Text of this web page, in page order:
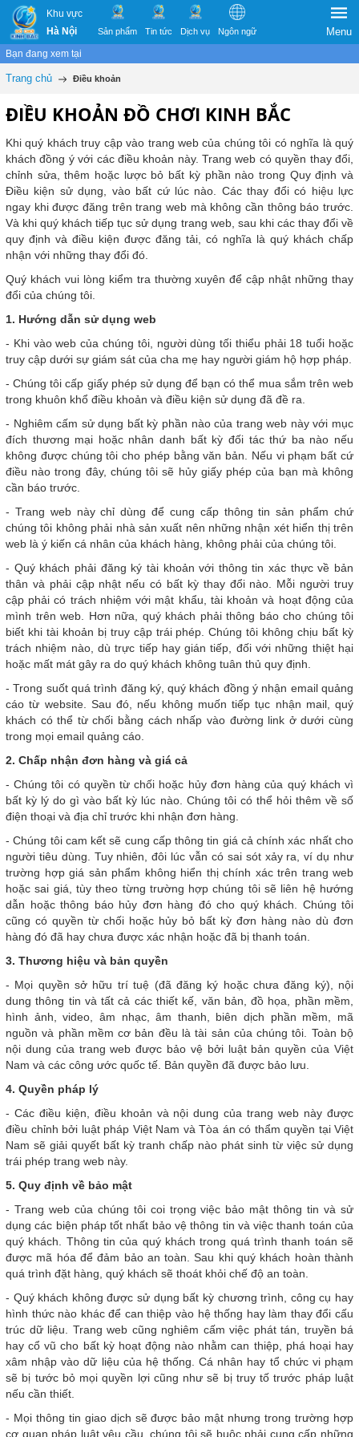
Khu vực
Hà Nội
Sản phẩm Tin tức Dịch vụ Ngôn ngữ Menu
Bạn đang xem tại
Trang chủ Điều khoản
ĐIỀU KHOẢN ĐỒ CHƠI KINH BẮC
Khi quý khách truy cập vào trang web của chúng tôi có nghĩa là quý
khách đồng ý với các điều khoản này. Trang web có quyền thay đổi,
chỉnh sửa, thêm hoặc lược bỏ bất kỳ phần nào trong Quy định và
Điều kiện sử dụng, vào bất cứ lúc nào. Các thay đổi có hiệu lực
ngay khi được đăng trên trang web mà không cần thông báo trước.
Và khi quý khách tiếp tục sử dụng trang web, sau khi các thay đổi về
quy định và điều kiện được đăng tải, có nghĩa là quý khách chấp
nhận với những thay đổi đó.
Quý khách vui lòng kiểm tra thường xuyên để cập nhật những thay
đổi của chúng tôi.
1. Hướng dẫn sử dụng web
- Khi vào web của chúng tôi, người dùng tối thiểu phải 18 tuổi hoặc
truy cập dưới sự giám sát của cha mẹ hay người giám hộ hợp pháp.
- Chúng tôi cấp giấy phép sử dụng để bạn có thể mua sắm trên web
trong khuôn khổ điều khoản và điều kiện sử dụng đã đề ra.
- Nghiêm cấm sử dụng bất kỳ phần nào của trang web này với mục
đích thương mại hoặc nhân danh bất kỳ đối tác thứ ba nào nếu
không được chúng tôi cho phép bằng văn bản. Nếu vi phạm bất cứ
điều nào trong đây, chúng tôi sẽ hủy giấy phép của bạn mà không
cần báo trước.
- Trang web này chỉ dùng để cung cấp thông tin sản phẩm chứ
chúng tôi không phải nhà sản xuất nên những nhận xét hiển thị trên
web là ý kiến cá nhân của khách hàng, không phải của chúng tôi.
- Quý khách phải đăng ký tài khoản với thông tin xác thực về bản
thân và phải cập nhật nếu có bất kỳ thay đổi nào. Mỗi người truy
cập phải có trách nhiệm với mật khẩu, tài khoản và hoạt động của
mình trên web. Hơn nữa, quý khách phải thông báo cho chúng tôi
biết khi tài khoản bị truy cập trái phép. Chúng tôi không chịu bất kỳ
trách nhiệm nào, dù trực tiếp hay gián tiếp, đối với những thiệt hại
hoặc mất mát gây ra do quý khách không tuân thủ quy định.
- Trong suốt quá trình đăng ký, quý khách đồng ý nhận email quảng
cáo từ website. Sau đó, nếu không muốn tiếp tục nhận mail, quý
khách có thể từ chối bằng cách nhấp vào đường link ở dưới cùng
trong mọi email quảng cáo.
2. Chấp nhận đơn hàng và giá cả
- Chúng tôi có quyền từ chối hoặc hủy đơn hàng của quý khách vì
bất kỳ lý do gì vào bất kỳ lúc nào. Chúng tôi có thể hỏi thêm về số
điện thoại và địa chỉ trước khi nhận đơn hàng.
- Chúng tôi cam kết sẽ cung cấp thông tin giá cả chính xác nhất cho
người tiêu dùng. Tuy nhiên, đôi lúc vẫn có sai sót xảy ra, ví dụ như
trường hợp giá sản phẩm không hiển thị chính xác trên trang web
hoặc sai giá, tùy theo từng trường hợp chúng tôi sẽ liên hệ hướng
dẫn hoặc thông báo hủy đơn hàng đó cho quý khách. Chúng tôi
cũng có quyền từ chối hoặc hủy bỏ bất kỳ đơn hàng nào dù đơn
hàng đó đã hay chưa được xác nhận hoặc đã bị thanh toán.
3. Thương hiệu và bản quyền
- Mọi quyền sở hữu trí tuệ (đã đăng ký hoặc chưa đăng ký), nội
dung thông tin và tất cả các thiết kế, văn bản, đồ họa, phần mềm,
hình ảnh, video, âm nhạc, âm thanh, biên dịch phần mềm, mã
nguồn và phần mềm cơ bản đều là tài sản của chúng tôi. Toàn bộ
nội dung của trang web được bảo vệ bởi luật bản quyền của Việt
Nam và các công ước quốc tế. Bản quyền đã được bảo lưu.
4. Quyền pháp lý
- Các điều kiện, điều khoản và nội dung của trang web này được
điều chỉnh bởi luật pháp Việt Nam và Tòa án có thẩm quyền tại Việt
Nam sẽ giải quyết bất kỳ tranh chấp nào phát sinh từ việc sử dụng
trái phép trang web này.
5. Quy định về bảo mật
- Trang web của chúng tôi coi trọng việc bảo mật thông tin và sử
dụng các biện pháp tốt nhất bảo vệ thông tin và việc thanh toán của
quý khách. Thông tin của quý khách trong quá trình thanh toán sẽ
được mã hóa để đảm bảo an toàn. Sau khi quý khách hoàn thành
quá trình đặt hàng, quý khách sẽ thoát khỏi chế độ an toàn.
- Quý khách không được sử dụng bất kỳ chương trình, công cụ hay
hình thức nào khác để can thiệp vào hệ thống hay làm thay đổi cấu
trúc dữ liệu. Trang web cũng nghiêm cấm việc phát tán, truyền bá
hay cổ vũ cho bất kỳ hoạt động nào nhằm can thiệp, phá hoại hay
xâm nhập vào dữ liệu của hệ thống. Cá nhân hay tổ chức vi phạm
sẽ bị tước bỏ mọi quyền lợi cũng như sẽ bị truy tố trước pháp luật
nếu cần thiết.
- Mọi thông tin giao dịch sẽ được bảo mật nhưng trong trường hợp
cơ quan pháp luật yêu cầu, chúng tôi sẽ buộc phải cung cấp những